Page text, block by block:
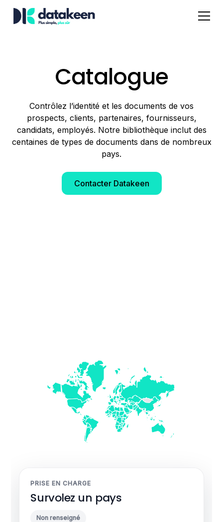
Catalogue
Contrôlez l’identité et les documents de vos
prospects, clients, partenaires, fournisseurs,
candidats, employés. Notre bibliothèque inclut des
centaines de types de documents dans de nombreux
pays.
Contacter Datakeen
PRISE EN CHARGE
Survolez un pays
Non renseigné